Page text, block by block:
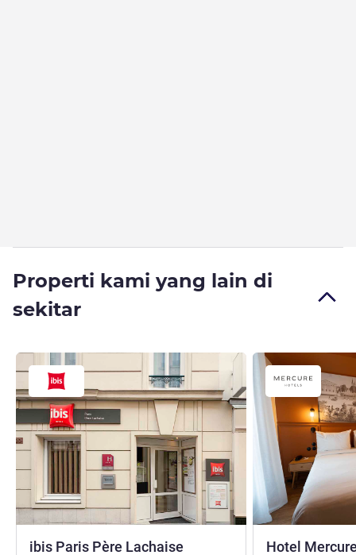
Properti kami yang lain di
sekitar
ibis Paris Père Lachaise
Hotel